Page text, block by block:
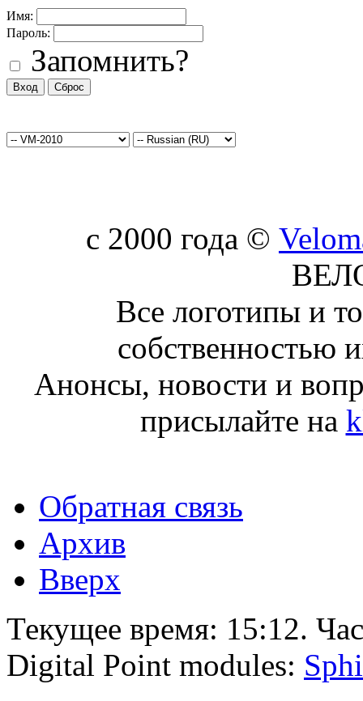
Имя:
Пароль:
Запомнить?
c 2000 года ©
Все логотипы и
собственностью
Анонсы, новости и
присылайте на
Обратная связь
Архив
Вверх
Текущее время: 15:12.
Digital Point modules: